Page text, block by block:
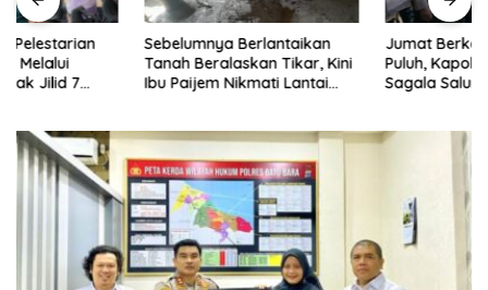
Sebelumnya Berlantaikan
Tanah Beralaskan Tikar, Kini
Ibu Paijem Nikmati Lantai
0208/Asahan
Jumat Berkah Polsek Lima
Puluh, Kapolsek Salomo
Sagala Salurkan Sembako